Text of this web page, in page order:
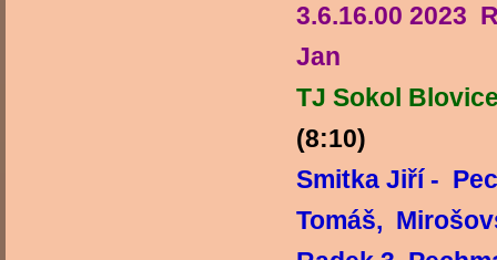
3.6.16.00 2023
Jan
TJ Sokol
(8:10)
Smitka Jiří -
Tomáš,